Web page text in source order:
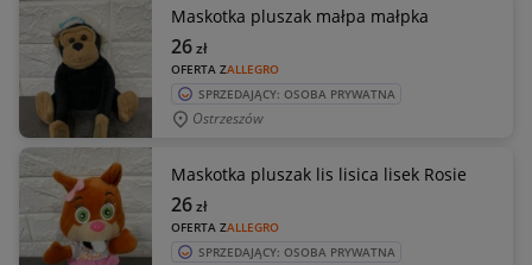
Maskotka pluszak małpa małpka
OFERTA ZALLEGRO
26zł
SPRZEDAJĄCY: OSOBA PRYWATNA
Ostrzeszów
Maskotka pluszak lis lisica lisek Rosie
OFERTA ZALLEGRO
26zł
SPRZEDAJĄCY: OSOBA PRYWATNA